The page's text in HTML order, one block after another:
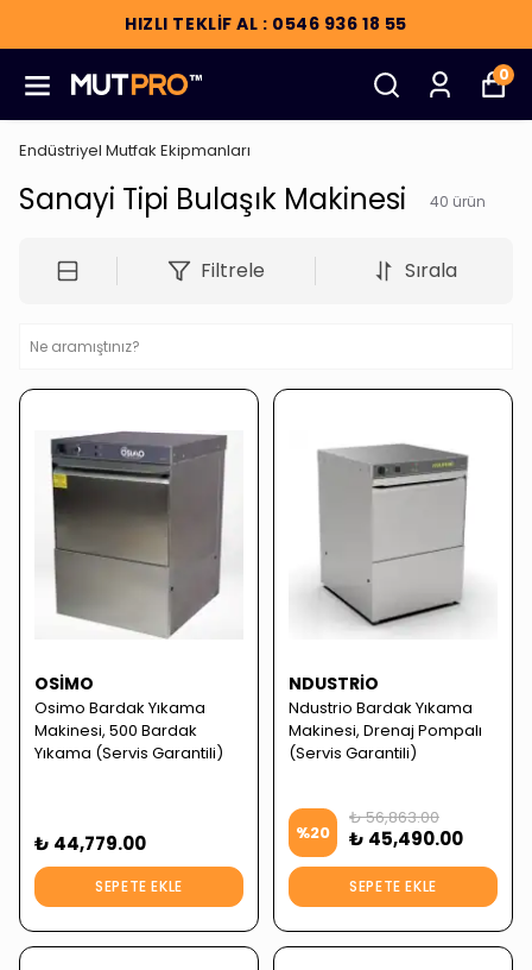
HIZLI TEKLİF AL : 0546 936 18 55
0
Endüstriyel Mutfak Ekipmanları
Sanayi Tipi Bulaşık Makinesi 40 ürün
Filtrele Sırala
OSIMO
Osimo Bardak Yıkama
Makinesi, 500 Bardak
Yıkama (Servis Garantili)
₺ 44,779.00
SEPETE EKLE
NDUSTRIO
Ndustrio Bardak Yıkama
Makinesi, Drenaj Pompalı
(Servis Garantili)
%20
₺ 56,863.00
₺ 45,490.00
SEPETE EKLE